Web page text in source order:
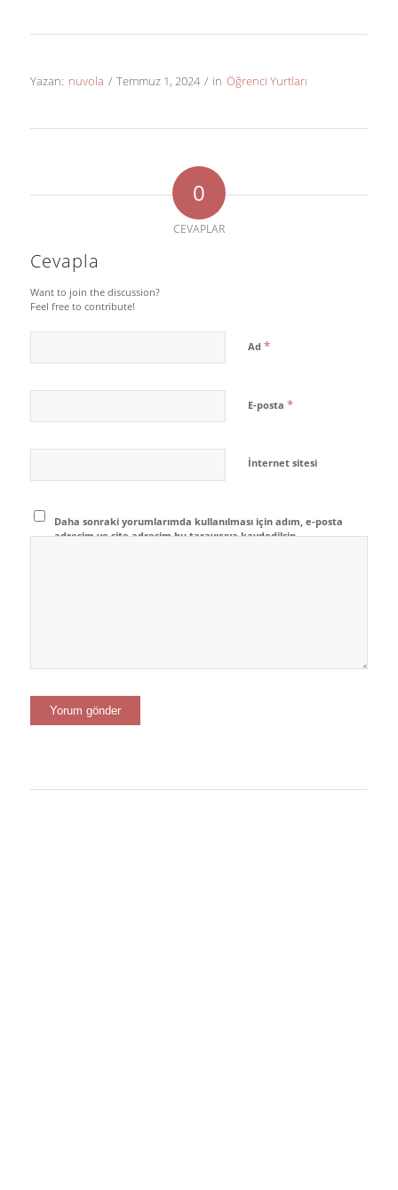
Yazan: nuvola / Temmuz 1, 2024 / in Öğrenci Yurtları
0
CEVAPLAR
Cevapla
Want to join the discussion?
Feel free to contribute!
Ad *
E-posta *
İnternet sitesi
Daha sonraki yorumlarımda kullanılması için adım, e-posta
adresim ve site adresim bu tarayıcıya kaydedilsin.